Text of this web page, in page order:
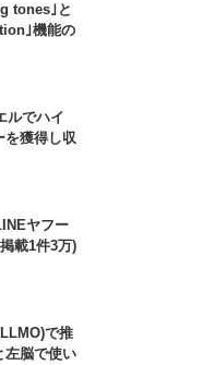
tones｣と
｣機能の
ルでハイ
を獲得し収
ヤフー
載1件3万)
で推
左脳で使い